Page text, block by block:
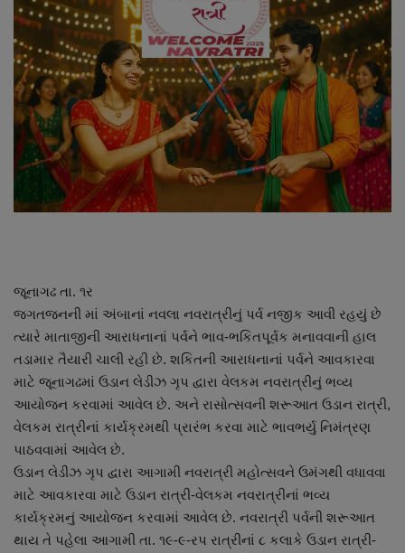
About Author
Contact
Dipotsav Special
આંતરરાષ્ટ્રીય
રાષ્ટ્રીય
જુનાગઢ
Support US
બજારના સમાચાર
નાણાંકીય સમાચાર
સ્થાનિક સમાચાર
સ્પોર્ટ્સ
જૂનાગઢ તા. ૧ર
જગતજનની માં અંબાનાં નવલા નવરાત્રીનું પર્વ નજીક આવી રહયું છે
ત્યારે માતાજીની આરાધનાનાં પર્વને ભાવ-ભકિતપૂર્વક મનાવવાની હાલ
તડામાર તૈયારી ચાલી રહી છે. શકિતની આરાધનાનાં પર્વને આવકારવા
માટે જૂનાગઢમાં ઉડાન લેડીઝ ગૃપ દ્વારા વેલકમ નવરાત્રીનું ભવ્ય
આયોજન કરવામાં આવેલ છે. અને રાસોત્સવની શરૂઆત ઉડાન રાત્રી,
વેલકમ રાત્રીનાં કાર્યક્રમથી પ્રારંભ કરવા માટે ભાવભર્યુ નિમંત્રણ
પાઠવવામાં આવેલ છે.
ઉડાન લેડીઝ ગૃપ દ્વારા આગામી નવરાત્રી મહોત્સવને ઉમંગથી વધાવવા
માટે આવકારવા માટે ઉડાન રાત્રી-વેલકમ નવરાત્રીનાં ભવ્ય
કાર્યક્રમનું આયોજન કરવામાં આવેલ છે. નવરાત્રી પર્વની શરૂઆત
થાય તે પહેલા આગામી તા. ૧૯-૯-રપ રાત્રીનાં ૮ કલાકે ઉડાન રાત્રી-